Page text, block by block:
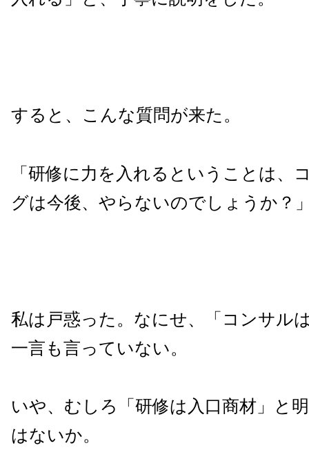
すると、こんな質問が来た。
「研修に力を入れるということは、
グは今後、やらないのでしょうか？
私は戸惑った。なにせ、「コンサル
一言も言っていない。
いや、むしろ「研修は入口商材」と
はないか。